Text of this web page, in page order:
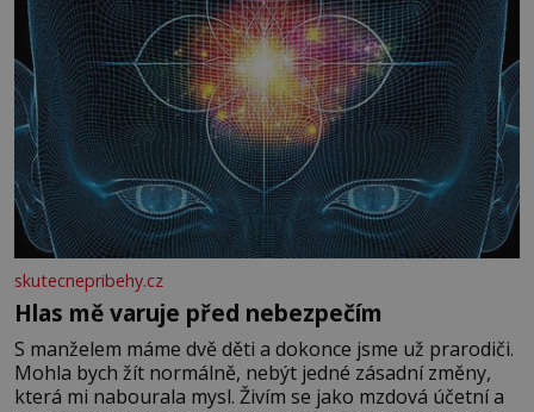
skutecnepribehy.cz
Hlas mě varuje před nebezpečím
S manželem máme dvě děti a dokonce jsme už prarodiči.
Mohla bych žít normálně, nebýt jedné zásadní změny,
která mi nabourala mysl. Živím se jako mzdová účetní a